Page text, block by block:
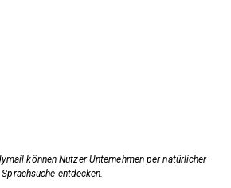
können Nutzer Unternehmen per natürlicher
Sprachsuche entdecken.